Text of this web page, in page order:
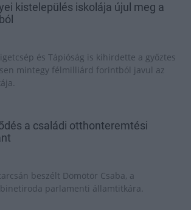
kistelepülés iskolája újul meg a
és Tápióság is kihirdette a győztes
mintegy félmilliárd forintból javul az
a családi otthonteremtési
beszélt Dömötör Csaba, a
parlamenti államtitkára.